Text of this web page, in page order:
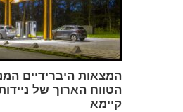
המצאות היברידיים
הטווח הארוך של
קיימא